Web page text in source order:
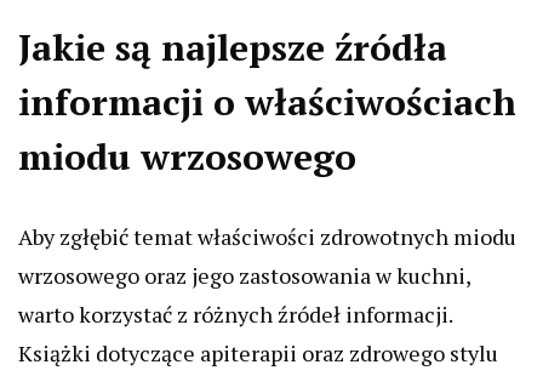
Jakie są najlepsze źródła
informacji o właściwościach
miodu wrzosowego
Aby zgłębić temat właściwości zdrowotnych miodu
wrzosowego oraz jego zastosowania w kuchni,
warto korzystać z różnych źródeł informacji.
Książki dotyczące apiterapii oraz zdrowego stylu